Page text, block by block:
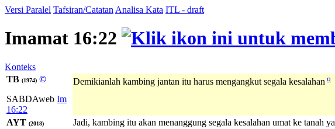
Versi Paralel Tafsiran/Catatan Analisa Kata ITL - draft
Imamat 16:22
Konteks
TB (1974) ©
SABDAweb Im
16:22
Demikianlah kambing jantan itu harus mengangkut segala kesalahan o
AYT (2018)
Jadi, kambing itu akan menanggung segala kesalahan umat ke tanah